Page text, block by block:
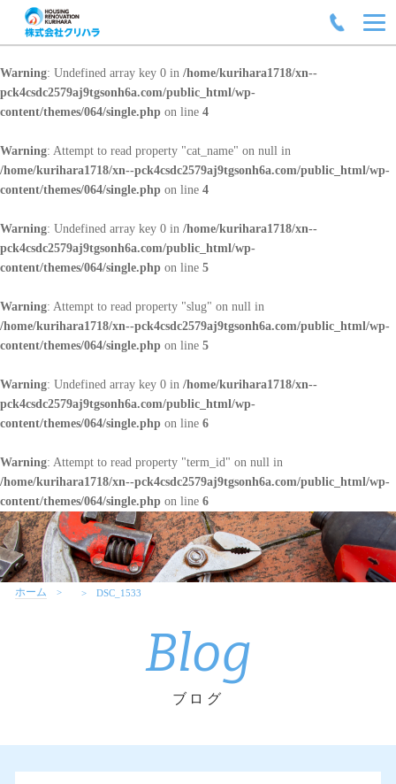
Warning: Undefined array key 0 in /home/kurihara1718/xn--
pck4csdc2579aj9tgsonh6a.com/public_html/wp-
content/themes/064/single.php on line 4
Warning: Attempt to read property "cat_name" on null in
/home/kurihara1718/xn--pck4csdc2579aj9tgsonh6a.com/public_html/wp-
content/themes/064/single.php on line 4
Warning: Undefined array key 0 in /home/kurihara1718/xn--
pck4csdc2579aj9tgsonh6a.com/public_html/wp-
content/themes/064/single.php on line 5
Warning: Attempt to read property "slug" on null in
/home/kurihara1718/xn--pck4csdc2579aj9tgsonh6a.com/public_html/wp-
content/themes/064/single.php on line 5
Warning: Undefined array key 0 in /home/kurihara1718/xn--
pck4csdc2579aj9tgsonh6a.com/public_html/wp-
content/themes/064/single.php on line 6
Warning: Attempt to read property "term_id" on null in
/home/kurihara1718/xn--pck4csdc2579aj9tgsonh6a.com/public_html/wp-
content/themes/064/single.php on line 6
ホーム DSC_1533
Blog
ブログ